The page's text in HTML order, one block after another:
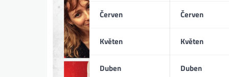
Červen
Květen
Duben
Červen
Květen
Duben